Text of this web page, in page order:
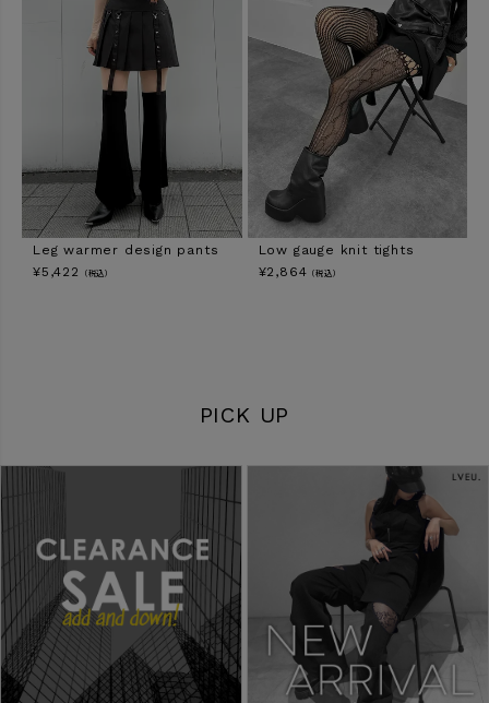
Leg warmer design pants
¥5,422 （税込）
Low gauge knit tights
¥2,864 （税込）
PICK UP